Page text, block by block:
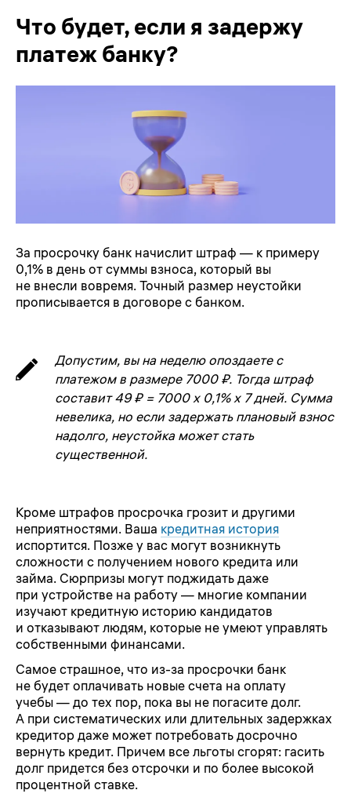
Что будет, если я задержу
платеж банку?
За просрочку банк начислит штраф — к примеру
0,1% в день от суммы взноса, который вы
не внесли вовремя. Точный размер неустойки
прописывается в договоре с банком.
Допустим, вы на неделю опоздаете с
платежом в размере 7000 ₽. Тогда штраф
составит 49 ₽ = 7000 х 0,1% х 7 дней. Сумма
невелика, но если задержать плановый взнос
надолго, неустойка может стать
существенной.
Кроме штрафов просрочка грозит и другими
неприятностями. Ваша кредитная история
испортится. Позже у вас могут возникнуть
сложности с получением нового кредита или
займа. Сюрпризы могут поджидать даже
при устройстве на работу — многие компании
изучают кредитную историю кандидатов
и отказывают людям, которые не умеют управлять
собственными финансами.
Самое страшное, что из-за просрочки банк
не будет оплачивать новые счета на оплату
учебы — до тех пор, пока вы не погасите долг.
А при систематических или длительных задержках
кредитор даже может потребовать досрочно
вернуть кредит. Причем все льготы сгорят: гасить
долг придется без отсрочки и по более высокой
процентной ставке.